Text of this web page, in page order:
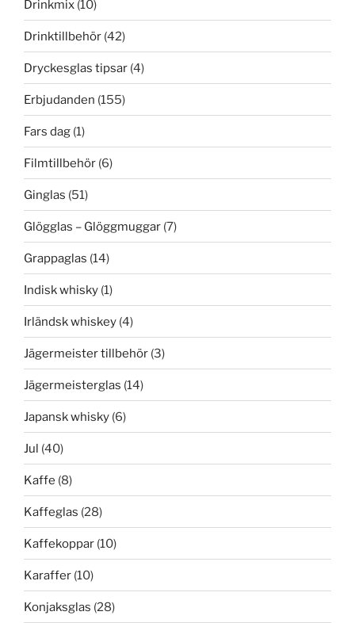
Drinkmix (10)
Drinktillbehör (42)
Dryckesglas tipsar (4)
Erbjudanden (155)
Fars dag (1)
Filmtillbehör (6)
Ginglas (51)
Glögglas – Glöggmuggar (7)
Grappaglas (14)
Indisk whisky (1)
Irländsk whiskey (4)
Jägermeister tillbehör (3)
Jägermeisterglas (14)
Japansk whisky (6)
Jul (40)
Kaffe (8)
Kaffeglas (28)
Kaffekoppar (10)
Karaffer (10)
Konjaksglas (28)